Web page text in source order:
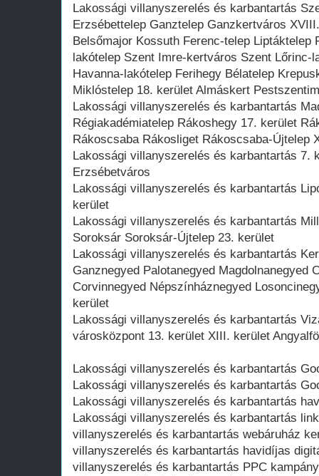
Lakossági villanyszerelés és karbantartás
Erzsébettelep Ganztelep Ganzkertváros
Belsőmajor Kossuth Ferenc-telep Liptáktelep
lakótelep Szent Imre-kertváros Szent Lőrinc-
Havanna-lakótelep Ferihegy Bélatelep
Miklóstelep 18. kerület Almáskert
Lakossági villanyszerelés és karbantartás
Régiakadémiatelep Rákoshegy 17. kerület
Rákoscsaba Rákosliget Rákoscsaba-Újtelep
Lakossági villanyszerelés és karbantartás 7.
Erzsébetváros
Lakossági villanyszerelés és karbantartás
kerület
Lakossági villanyszerelés és karbantartás
Soroksár Soroksár-Újtelep 23. kerület
Lakossági villanyszerelés és karbantartás
Ganznegyed Palotanegyed Magdolnanegyed
Corvinnegyed Népszínháznegyed
kerület
Lakossági villanyszerelés és karbantartás
városközpont 13. kerület XIII. kerület
Lakossági villanyszerelés és karbantartás
Lakossági villanyszerelés és karbantartás
Lakossági villanyszerelés és karbantartás
Lakossági villanyszerelés és karbantartás
villanyszerelés és karbantartás webáruház
villanyszerelés és karbantartás havidíjas
villanyszerelés és karbantartás PPC